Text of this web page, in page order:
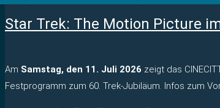
Star Trek: The Motion Picture
Am Samstag, den 11. Juli 2026 zeigt das
Festprogramm zum 60. Trek-Jubiläum. Infos zum